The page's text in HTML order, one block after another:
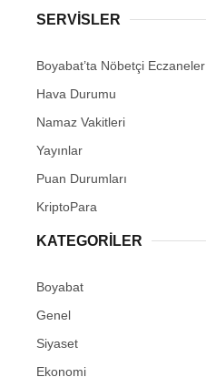
SERVISLER
Boyabat’ta Nöbetçi Eczaneler
Hava Durumu
Namaz Vakitleri
Yayınlar
Puan Durumları
KriptoPara
KATEGORILER
Boyabat
Genel
Siyaset
Ekonomi